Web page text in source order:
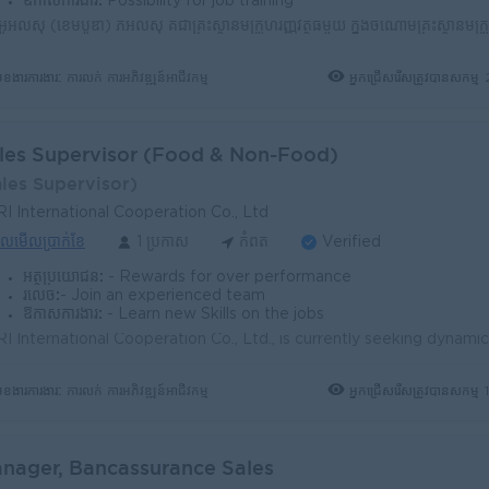
ងារការងារ: ការលក់ ការអភិវឌ្ឍន៍អាជីវកម្ម អ្នកជ្រើសរើសត្រូវបានសកម្ម
Supervisor (Food & Non-Food)
International Cooperation Co., Ltd
មើលប្រាក់ខែ Verified
អត្ថប្រយោជន៍: - Rewards for over performance
រំលេច: - Join an experienced team
ឱកាសការងារ: - Learn new Skills on the jobs
ងារការងារ: ការលក់ ការអភិវឌ្ឍន៍អាជីវកម្ម អ្នកជ្រើសរើសត្រូវបានសកម្ម
Bancassurance Sales